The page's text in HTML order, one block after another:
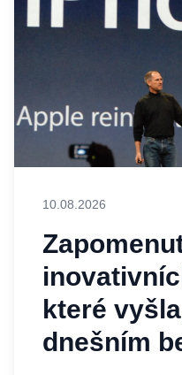
10.08.2026
které
dnešním